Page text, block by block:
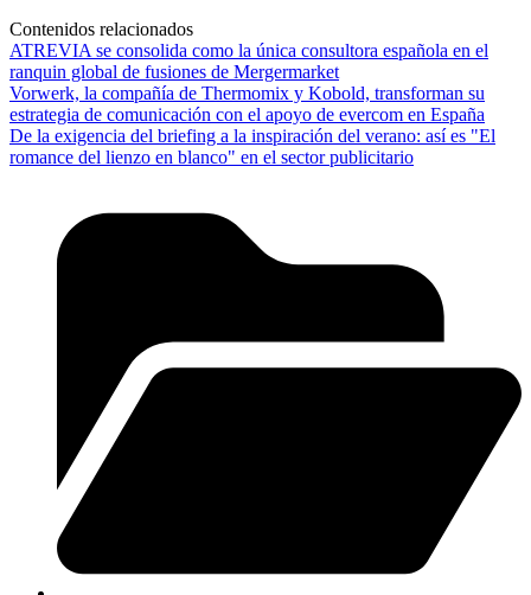
Contenidos relacionados
ATREVIA se consolida como la única consultora española en el
ranquin global de fusiones de Mergermarket
Vorwerk, la compañía de Thermomix y Kobold, transforman su
estrategia de comunicación con el apoyo de evercom en España
De la exigencia del briefing a la inspiración del verano: así es "El
romance del lienzo en blanco" en el sector publicitario